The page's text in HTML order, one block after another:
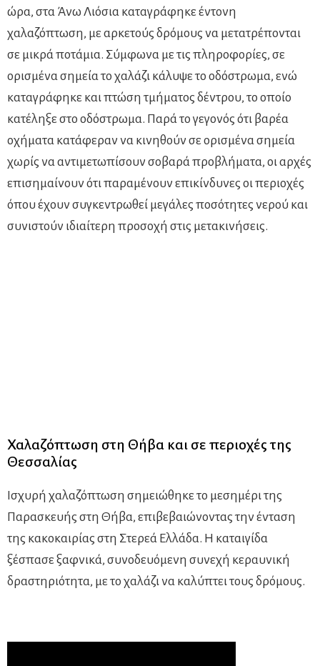
ώρα, στα Άνω Λιόσια καταγράφηκε έντονη
χαλαζόπτωση, με αρκετούς δρόμους να μετατρέπονται
σε μικρά ποτάμια. Σύμφωνα με τις πληροφορίες, σε
ορισμένα σημεία το χαλάζι κάλυψε το οδόστρωμα, ενώ
καταγράφηκε και πτώση τμήματος δέντρου, το οποίο
κατέληξε στο οδόστρωμα. Παρά το γεγονός ότι βαρέα
οχήματα κατάφεραν να κινηθούν σε ορισμένα σημεία
χωρίς να αντιμετωπίσουν σοβαρά προβλήματα, οι αρχές
επισημαίνουν ότι παραμένουν επικίνδυνες οι περιοχές
όπου έχουν συγκεντρωθεί μεγάλες ποσότητες νερού και
συνιστούν ιδιαίτερη προσοχή στις μετακινήσεις.
Χαλαζόπτωση στη Θήβα και σε περιοχές της
Θεσσαλίας
Ισχυρή χαλαζόπτωση σημειώθηκε το μεσημέρι της
Παρασκευής στη Θήβα, επιβεβαιώνοντας την ένταση
της κακοκαιρίας στη Στερεά Ελλάδα. Η καταιγίδα
ξέσπασε ξαφνικά, συνοδευόμενη συνεχή κεραυνική
δραστηριότητα, με το χαλάζι να καλύπτει τους δρόμους.